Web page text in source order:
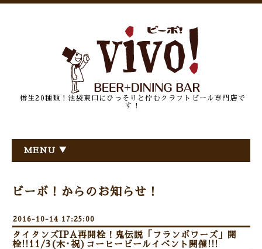
樽生20種類！池袋東口にひっそりと佇むクラフトビール専門店で
す！
MENU ▼
ビーボ！からのお知らせ！
2016-10-14 17:25:00
タイタンズIPA再開栓！鬼伝説「フランボワーズ」開
栓!!11/3(木･祝)コーヒービールイベント開催!!!